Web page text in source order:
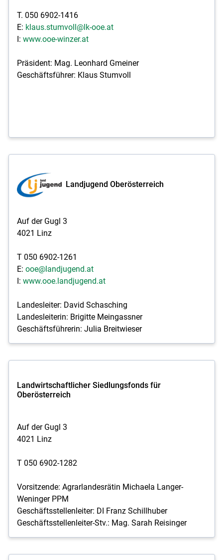
T. 050 6902-1416
E: klaus.stumvoll@lk-ooe.at
I: www.ooe-winzer.at
Präsident: Mag. Leonhard Gmeiner
Geschäftsführer: Klaus Stumvoll
Landjugend Oberösterreich
Auf der Gugl 3
4021 Linz
T 050 6902-1261
E: ooe@landjugend.at
I: www.ooe.landjugend.at
Landesleiter: David Schasching
Landesleiterin: Brigitte Meingassner
Geschäftsführerin: Julia Breitwieser
Landwirtschaftlicher Siedlungsfonds für
Oberösterreich
Auf der Gugl 3
4021 Linz
T 050 6902-1282
Vorsitzende: Agrarlandesrätin Michaela Langer-
Weninger PPM
Geschäftsstellenleiter: DI Franz Schillhuber
Geschäftsstellenleiter-Stv.: Mag. Sarah Reisinger